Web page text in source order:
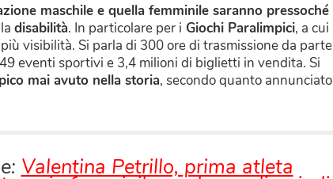
maschile e quella femminile saranno pressoché
disabilità. In particolare per i Giochi Paralimpici, a cui
visibilità. Si parla di 300 ore di trasmissione da parte
eventi sportivi e 3,4 milioni di biglietti in vendita. Si
mai avuto nella storia, secondo quanto annunciato
Valentina Petrillo, prima atleta